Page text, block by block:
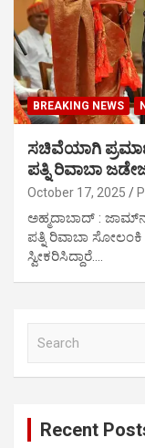
BREAKING NEWS
ಸಚಿವೆಯಾಗಿ
ಪತ್ನಿ ರಿವಾಬಾ
October 17, 2025
ಅಹ್ಮದಾಬಾದ್‌ :
ಪತ್ನಿ ರಿವಾಬಾ
ಸ್ವೀಕರಿಸಿದ್ದಾರೆ.…
Recent